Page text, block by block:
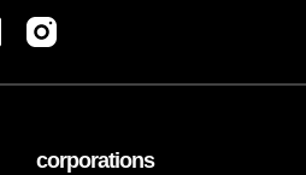
corporations